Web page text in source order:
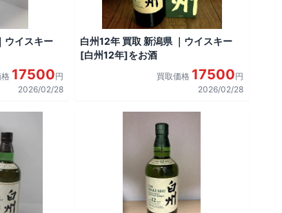
ウイスキー
17500円
2026/02/28
白州12年 買取 新潟県 ｜ウイスキー
[白州12年]をお酒
買取価格 17500円
2026/02/28